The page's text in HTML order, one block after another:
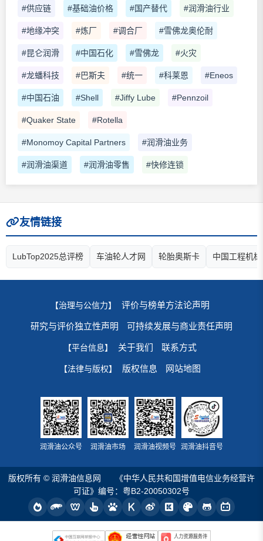
#供应链 #基础油价格 #国产替代 #润滑油行业
#地缘冲突 #炼厂 #调合厂 #雪佛龙奥伦耐
#昆仑润滑 #中国石化 #雪佛龙 #火灾
#龙蟠科技 #巴斯夫 #统一 #科莱恩 #Eneos
#中国石油 #Shell #Jiffy Lube #Pennzoil
#Quaker State #Rotella
#Monomoy Capital Partners #润滑油业务
#润滑油渠道 #润滑油零售 #快修连锁
友情链接
LubTop2025总评榜 车油轮人才网 轮胎奥斯卡 中国工程机
【治理与公信力】 评价与榜单方法论声明
研究与评价独立性声明 可持续发展与商业责任声明
【平台信息】 关于我们 联系方式
【法律与版权】 版权信息 网站地图
润滑油公众号 润滑油市场 润滑油视频号 润滑油抖音号
版权所有 © 润滑油信息网
《中华人民共和国增值电信业务经营许
可证》编号：粤B2-20050302号